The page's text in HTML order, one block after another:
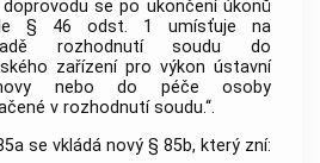
doprovodu se po ukončení úkonů
§ 46 odst. 1 umísťuje na
rozhodnutí soudu do
zařízení pro výkon ústavní
nebo do péče osoby
v rozhodnutí soudu.“.
se vkládá nový § 85b, který zní: